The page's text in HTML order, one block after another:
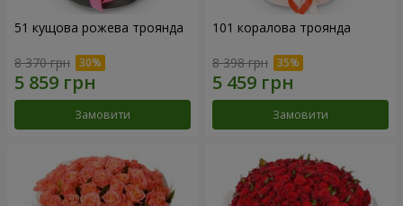
51 кущова рожева троянда
8 370 грн
Замовити
101 коралова троянда
8 398 грн
Замовити